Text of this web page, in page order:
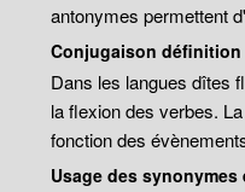
antonymes permettent
Conjugaison définition
Dans les langues dîtes
la flexion des verbes.
fonction des
Usage des